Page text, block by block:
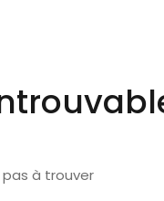
pas à trouver